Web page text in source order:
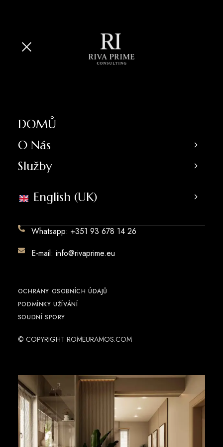
DOMŮ
O Nás
Služby
English (UK)
Whatsapp: +351 93 678 14 26
E-mail: info@rivaprime.eu
OCHRANY OSOBNÍCH ÚDAJŮ
PODMÍNKY UŽÍVÁNÍ
SOUDNÍ SPORY
© COPYRIGHT ROMEURAMOS.COM